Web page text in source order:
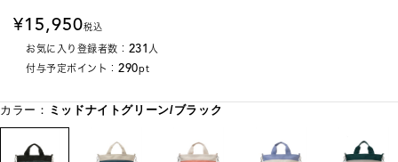
15,950税込
お気に入り登録者数： 231 人
付与予定ポイント： 290pt
カラー： ミッドナイトグリーン/ブラック